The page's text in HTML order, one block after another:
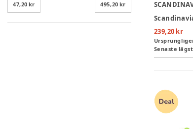
47,20 kr 495,20 kr
239,20 kr
Senaste